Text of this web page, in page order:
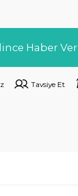
Haber Ver
Tavsiye Et